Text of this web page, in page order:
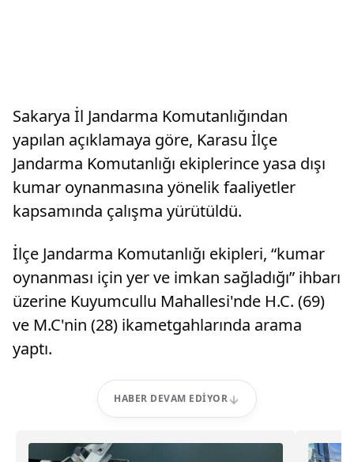
Sakarya İl Jandarma Komutanlığından
yapılan açıklamaya göre, Karasu İlçe
Jandarma Komutanlığı ekiplerince yasa dışı
kumar oynanmasına yönelik faaliyetler
kapsamında çalışma yürütüldü.
İlçe Jandarma Komutanlığı ekipleri, “kumar
oynanması için yer ve imkan sağladığı” ihbarı
üzerine Kuyumcullu Mahallesi'nde H.C. (69)
ve M.C'nin (28) ikametgahlarında arama
yaptı.
HABER DEVAM EDIYOR